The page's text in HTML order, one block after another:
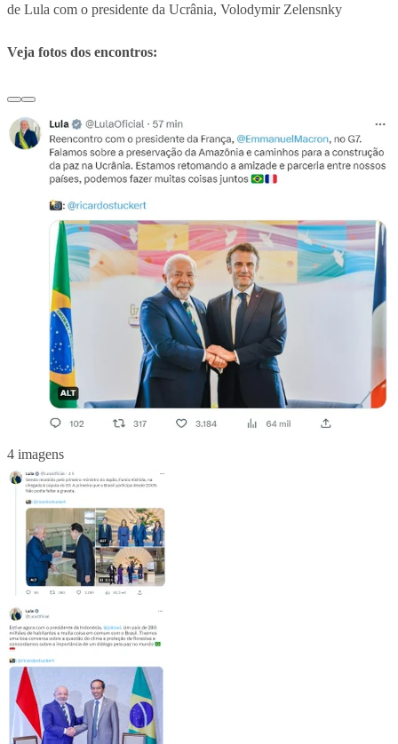
de Lula com o presidente da Ucrânia, Volodymir Zelensnky
Veja fotos dos encontros:
4 imagens